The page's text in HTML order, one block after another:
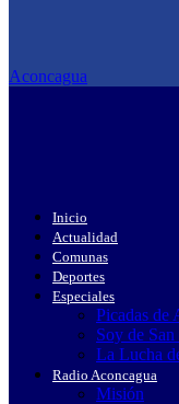
Aconcagua
Inicio
Actualidad
Comunas
Deportes
Especiales
Picadas de
Soy de
La Lucha
Radio Aconcagua
Misión